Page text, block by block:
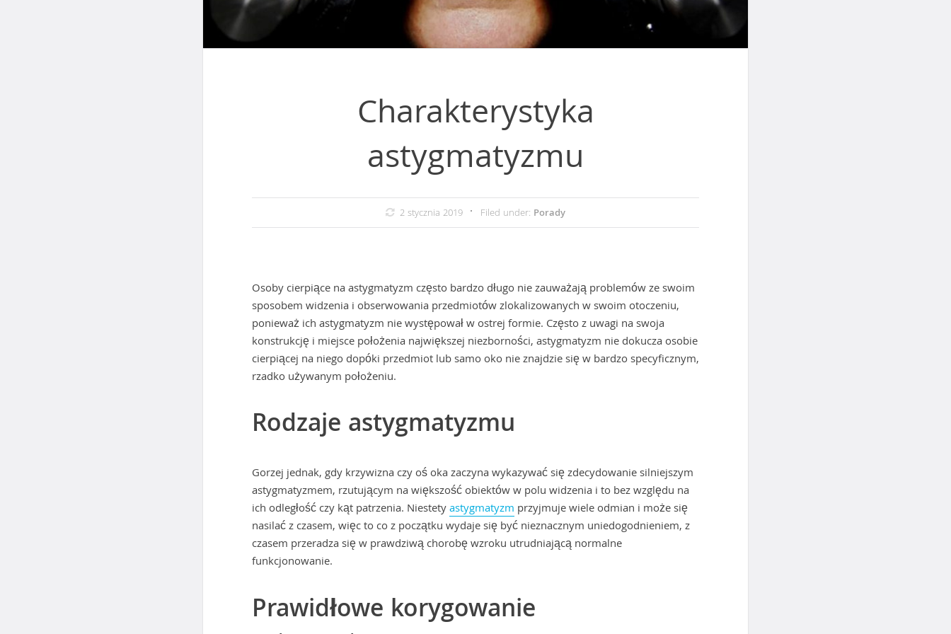
Charakterystyka
astygmatyzmu
2 stycznia 2019 Filed under: Porady
Osoby cierpiące na astygmatyzm często bardzo długo nie zauważają problemów ze swoim
sposobem widzenia i obserwowania przedmiotów zlokalizowanych w swoim otoczeniu,
ponieważ ich astygmatyzm nie występował w ostrej formie. Często z uwagi na swoja
konstrukcję i miejsce położenia największej niezborności, astygmatyzm nie dokucza osobie
cierpiącej na niego dopóki przedmiot lub samo oko nie znajdzie się w bardzo specyficznym,
rzadko używanym położeniu.
Rodzaje astygmatyzmu
Gorzej jednak, gdy krzywizna czy oś oka zaczyna wykazywać się zdecydowanie silniejszym
astygmatyzmem, rzutującym na większość obiektów w polu widzenia i to bez względu na
ich odległość czy kąt patrzenia. Niestetyastygmatyzm przyjmuje wiele odmian i może się
nasilać z czasem, więc to co z początku wydaje się być nieznacznym uniedogodnieniem, z
czasem przeradza się w prawdziwą chorobę wzroku utrudniającą normalne
funkcjonowanie.
Prawidłowe korygowanie